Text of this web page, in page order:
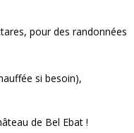
pour des randonnées
si besoin),
de Bel Ebat !